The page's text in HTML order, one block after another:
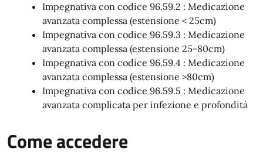
Impegnativa con codice 96.59.2 : Medicazione
avanzata complessa (estensione < 25cm)
Impegnativa con codice 96.59.3 : Medicazione
avanzata complessa (estensione 25-80cm)
Impegnativa con codice 96.59.4 : Medicazione
avanzata complessa (estensione >80cm)
Impegnativa con codice 96.59.5 : Medicazione
avanzata complicata per infezione e profondità
Come accedere